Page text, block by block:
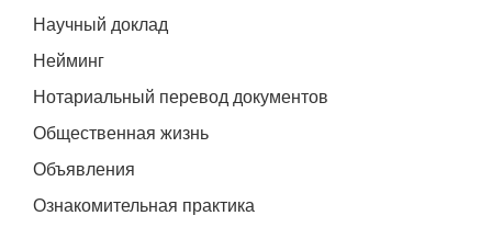
Научный доклад
Нейминг
Нотариальный перевод документов
Общественная жизнь
Объявления
Ознакомительная практика